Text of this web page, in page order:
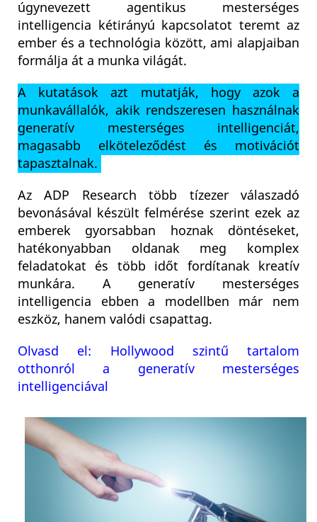
úgynevezett agentikus mesterséges
intelligencia kétirányú kapcsolatot teremt az
ember és a technológia között, ami alapjaiban
formálja át a munka világát.
A kutatások azt mutatják, hogy azok a
munkavállalók, akik rendszeresen használnak
generatív mesterséges intelligenciát,
magasabb elköteleződést és motivációt
tapasztalnak.
Az ADP Research több tízezer válaszadó
bevonásával készült felmérése szerint ezek az
emberek gyorsabban hoznak döntéseket,
hatékonyabban oldanak meg komplex
feladatokat és több időt fordítanak kreatív
munkára. A generatív mesterséges
intelligencia ebben a modellben már nem
eszköz, hanem valódi csapattag.
Olvasd el: Hollywood szintű tartalom
otthonról a generatív mesterséges
intelligenciával